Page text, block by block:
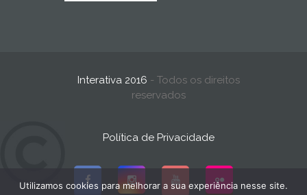
Interativa 2016 - Todos os direitos
reservados
Política de Privacidade
Utilizamos cookies para melhorar a sua experiência nesse site.